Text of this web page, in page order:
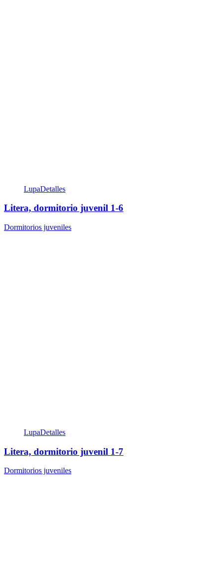
LupaDetalles
Litera, dormitorio juvenil 1-6
Dormitorios juveniles
LupaDetalles
Litera, dormitorio juvenil 1-7
Dormitorios juveniles